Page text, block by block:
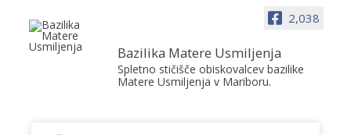
2,038
Bazilika Matere Usmiljenja
Spletno stičišče obiskovalcev bazilike
Matere Usmiljenja v Mariboru.